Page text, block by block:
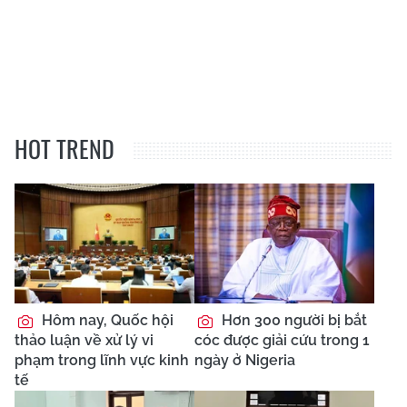
HOT TREND
Hôm nay, Quốc hội
thảo luận về xử lý vi
phạm trong lĩnh vực kinh
tế
Hơn 300 người bị bắt
cóc được giải cứu trong 1
ngày ở Nigeria